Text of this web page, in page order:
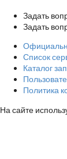
Задать
Задать
Список
Каталог
Политика
На сайте